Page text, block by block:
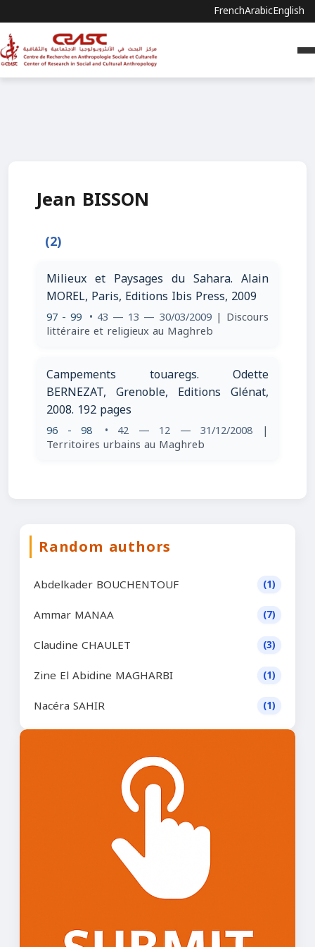
FrenchArabicEnglish
Jean BISSON
(2)
Milieux et Paysages du Sahara. Alain
MOREL, Paris, Editions Ibis Press, 2009
97 - 99 • 43 — 13 — 30/03/2009 | Discours
littéraire et religieux au Maghreb
Campements touaregs. Odette
BERNEZAT, Grenoble, Editions Glénat,
2008. 192 pages
96 - 98 • 42 — 12 — 31/12/2008 |
Territoires urbains au Maghreb
Random authors
Abdelkader BOUCHENTOUF (1)
Ammar MANAA (7)
Claudine CHAULET (3)
Zine El Abidine MAGHARBI (1)
Nacéra SAHIR (1)